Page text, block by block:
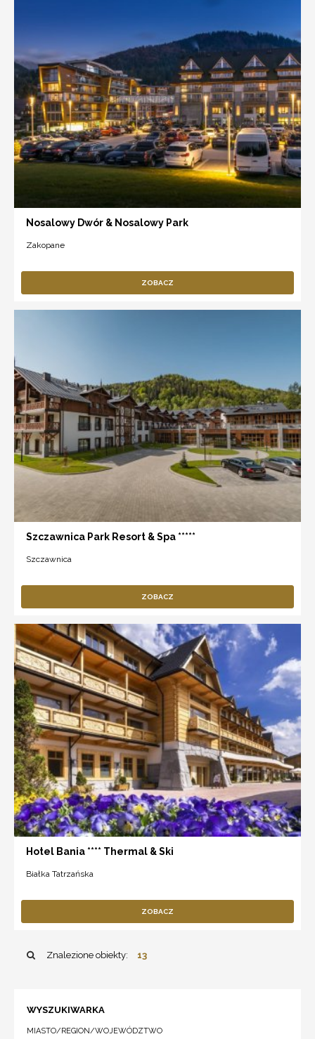
Nosalowy Dwór & Nosalowy Park
Zakopane
ZOBACZ
Szczawnica Park Resort & Spa *****
Szczawnica
ZOBACZ
Hotel Bania **** Thermal & Ski
Białka Tatrzańska
ZOBACZ
Znalezione obiekty: 13
WYSZUKIWARKA
MIASTO/REGION/WOJEWÓDZTWO